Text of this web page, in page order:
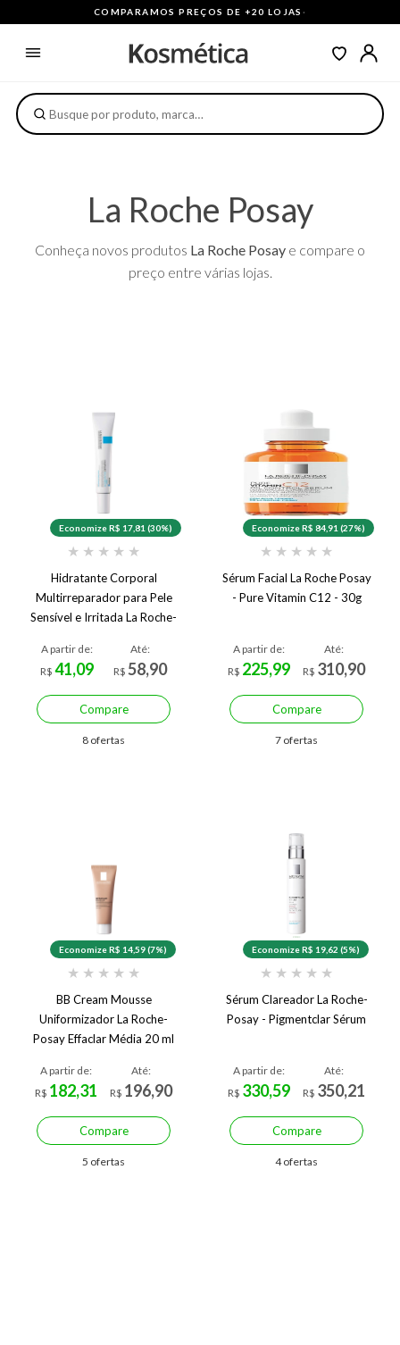
COMPARAMOS PREÇOS DE +20 LOJAS ·
La Roche Posay
Conheça novos produtos La Roche Posay e compare o
preço entre várias lojas.
Economize R$ 17,81 (30%)
★ ★ ★ ★ ★
Hidratante Corporal
Multirreparador para Pele
Sensível e Irritada La Roche-
A partir de:
R$41,09
Até:
R$ 58,90
Compare
8 ofertas
Economize R$ 84,91 (27%)
★ ★ ★ ★ ★
Sérum Facial La Roche Posay
- Pure Vitamin C12 - 30g
A partir de:
R$ 225,99
Até:
R$ 310,90
Compare
7 ofertas
Economize R$ 14,59 (7%)
★ ★ ★ ★ ★
BB Cream Mousse
Uniformizador La Roche-
Posay Effaclar Média 20 ml
A partir de:
R$ 182,31
Até:
R$ 196,90
Compare
5 ofertas
Economize R$ 19,62 (5%)
★ ★ ★ ★ ★
Sérum Clareador La Roche-
Posay - Pigmentclar Sérum
A partir de:
R$ 330,59
Até:
R$ 350,21
Compare
4 ofertas